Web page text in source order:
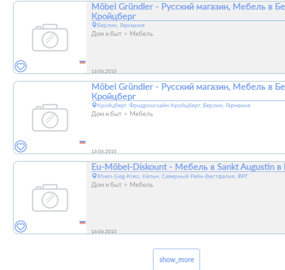
Möbel Gründler - Русский магазин, Мебель в
Кройцберг
Берлин, Германия
Дом и быт Мебель
16.06.2010
Möbel Gründler - Русский магазин, Мебель в
Кройцберг
Кройцберг, Фридрихсхайн-Кройцберг, Берлин, Германия
Дом и быт Мебель
16.06.2010
Eu-Möbel-Diskount - Мебель в Sankt Augustin в
Rhein-Sieg-Kreis, Кёльн, Северный Рейн-Вестфалия, ФРГ
Дом и быт Мебель
16.06.2010
show_more